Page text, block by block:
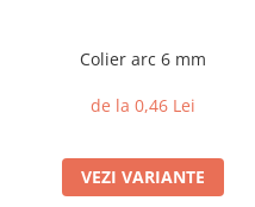
Colier arc 6 mm
de la 0,46 Lei
VEZI VARIANTE